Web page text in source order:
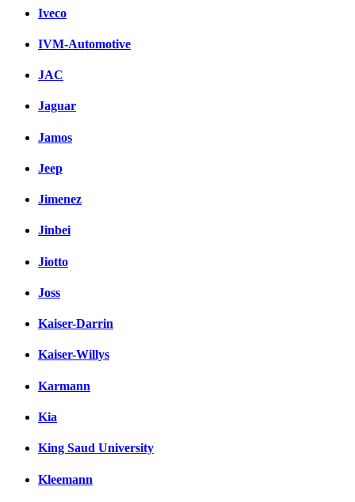
Iveco
IVM-Automotive
JAC
Jaguar
Jamos
Jeep
Jimenez
Jinbei
Jiotto
Joss
Kaiser-Darrin
Kaiser-Willys
Karmann
Kia
King Saud University
Kleemann